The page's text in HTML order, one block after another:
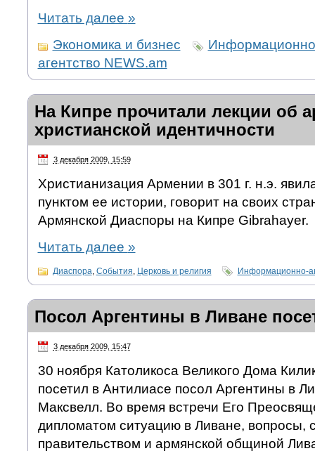
Читать далее »
Экономика и бизнес
агентство NEWS.am
На Кипре прочитали лекции об
христианской идентичности
3 декабря 2009, 15:59
Христианизация Армении в 301 г. н.э.
пунктом ее истории, говорит на своих
Армянской Диаспоры на Кипре Gibrahayer.
Читать далее »
Диаспора, События, Церковь и религия Информационно-
Посол Аргентины в Ливане
3 декабря 2009, 15:47
30 ноября Католикоса Великого Дома
посетил в Антилиасе посол Аргентины в
Максвелл. Во время встречи Его
дипломатом ситуацию в Ливане, вопросы,
правительством и армянской общиной